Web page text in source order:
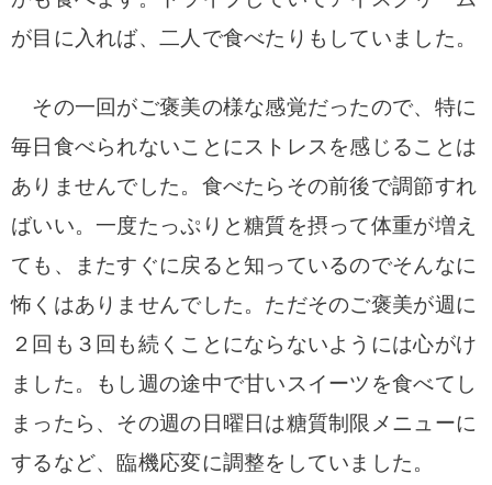
が目に入れば、二人で食べたりもしていました。
その一回がご褒美の様な感覚だったので、特に
毎日食べられないことにストレスを感じることは
ありませんでした。食べたらその前後で調節すれ
ばいい。一度たっぷりと糖質を摂って体重が増え
ても、またすぐに戻ると知っているのでそんなに
怖くはありませんでした。ただそのご褒美が週に
２回も３回も続くことにならないようには心がけ
ました。もし週の途中で甘いスイーツを食べてし
まったら、その週の日曜日は糖質制限メニューに
するなど、臨機応変に調整をしていました。